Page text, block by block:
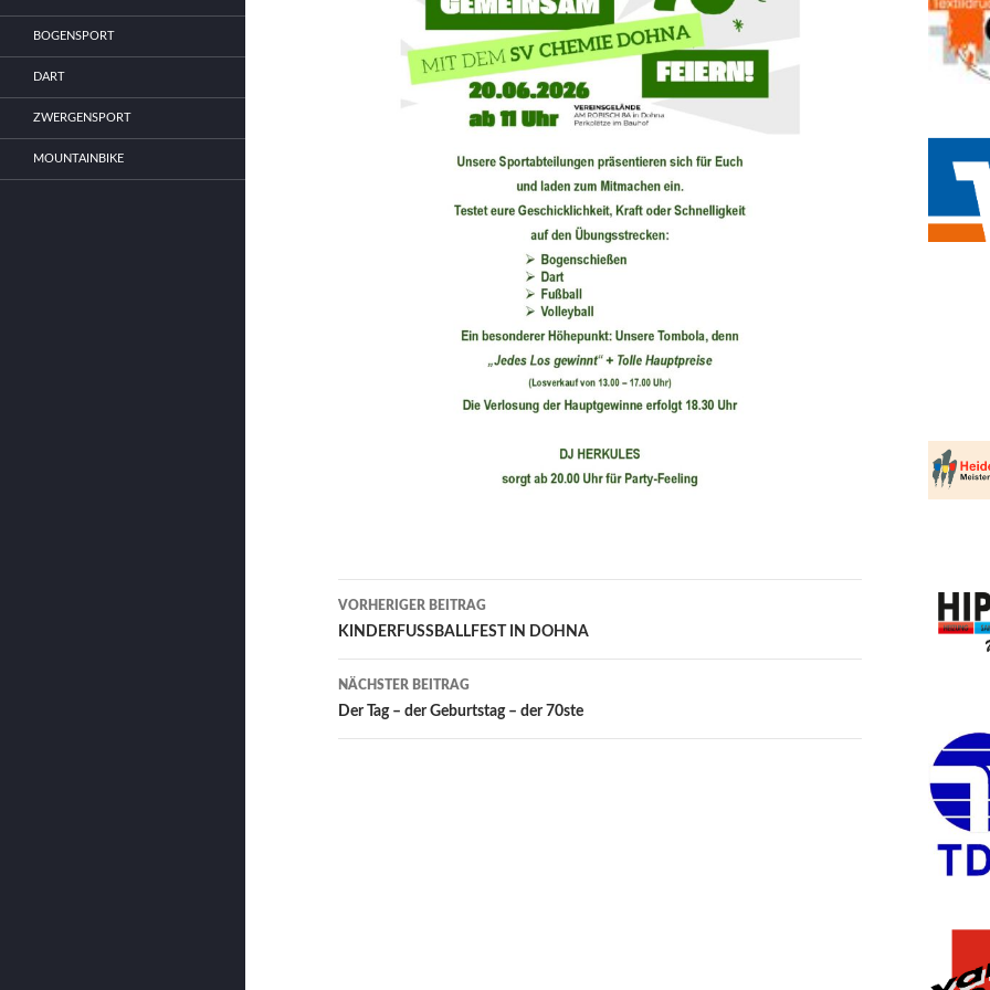
Beitrags-
Navigation
VORHERIGER BEITRAG
KINDERFUSSBALLFEST IN DOHNA
NÄCHSTER BEITRAG
Der Tag – der Geburtstag – der 70ste
BOGENSPORT
DART
ZWERGENSPORT
MOUNTAINBIKE